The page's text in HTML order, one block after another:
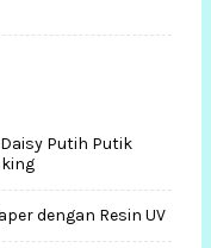
Putih Putik
dengan Resin UV